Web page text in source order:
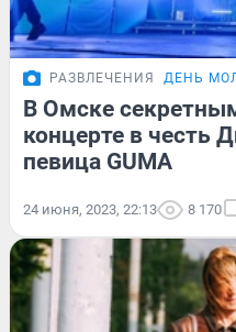
РАЗВЛЕЧЕНИЯ ДЕНЬ
В Омске
концерте в честь
певица GUMA
24 июня, 2023, 22:13 8 170